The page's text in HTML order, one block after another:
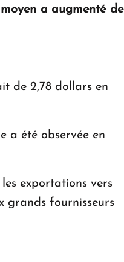
a augmenté de
de 2,78 dollars en
a été observée en
exportations vers
grands fournisseurs